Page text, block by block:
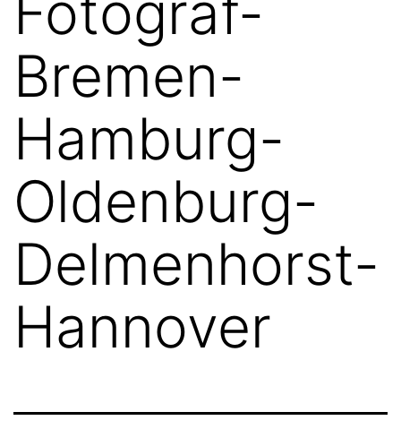
Bremen-
Hamburg-
Oldenburg-
Delmenhorst-
Hannover